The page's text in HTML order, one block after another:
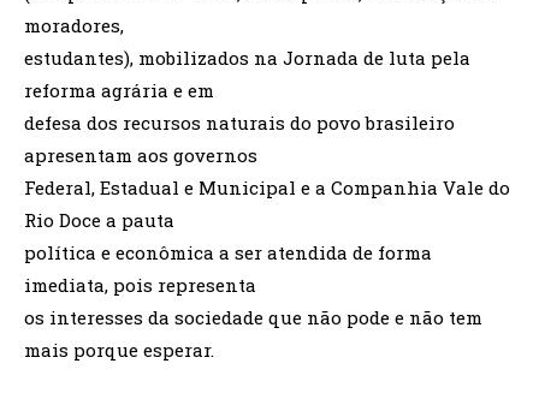
moradores,
estudantes), mobilizados na Jornada de luta pela
reforma agrária e em
defesa dos recursos naturais do povo brasileiro
apresentam aos governos
Federal, Estadual e Municipal e a Companhia Vale do
Rio Doce a pauta
política e econômica a ser atendida de forma
imediata, pois representa
os interesses da sociedade que não pode e não tem
mais porque esperar.